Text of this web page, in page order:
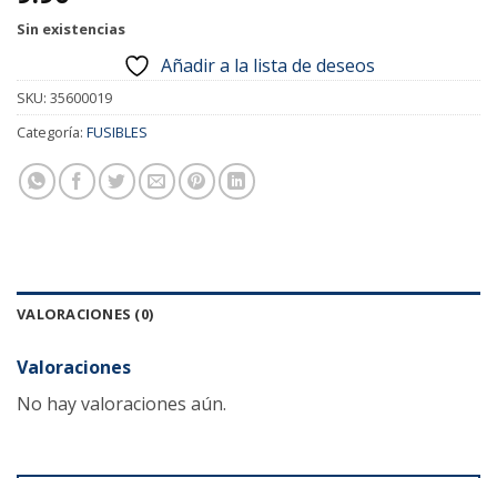
Sin existencias
Añadir a la lista de deseos
SKU: 35600019
Categoría: FUSIBLES
VALORACIONES (0)
Valoraciones
No hay valoraciones aún.